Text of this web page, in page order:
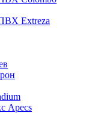
Extreza
Apecs